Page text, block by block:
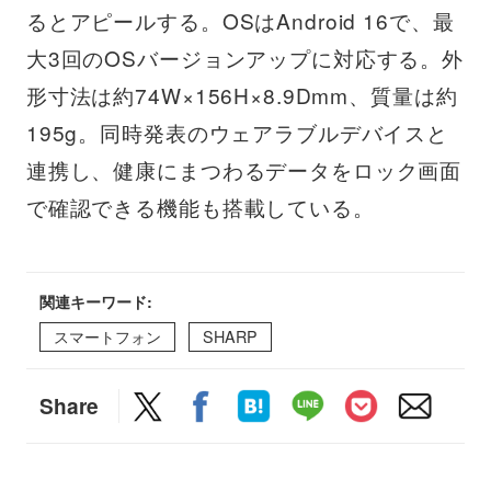
るとアピールする。OSはAndroid 16で、最
大3回のOSバージョンアップに対応する。外
形寸法は約74W×156H×8.9Dmm、質量は約
195g。同時発表のウェアラブルデバイスと
連携し、健康にまつわるデータをロック画面
で確認できる機能も搭載している。
関連キーワード:
スマートフォン
SHARP
Share